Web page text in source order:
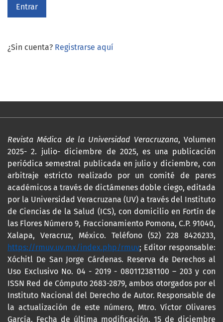
Entrar
¿Sin cuenta? Registrarse aquí
Revista Médica de la Universidad Veracruzana, Volumen
2025- 2. julio- diciembre de 2025, es una publicación
periódica semestral publicada en julio y diciembre, con
arbitraje estricto realizado por un comité de pares
académicos a través de dictámenes doble ciego, editada
por la Universidad Veracruzana (UV) a través del Instituto
de Ciencias de la Salud (ICS), con domicilio en Fortín de
las Flores Número 9, Fraccionamiento Pomona, C.P. 91040,
Xalapa, Veracruz, México. Teléfono (52) 228 8426233,
https://rmuv.uv.mx/index.php/rmuv; Editor responsable:
Xóchitl De San Jorge Cárdenas. Reserva de Derechos al
Uso Exclusivo No. 04 - 2019 - 080112381100 – 203 y con
ISSN Red de Cómputo 2683-2879, ambos otorgados por el
Instituto Nacional del Derecho de Autor. Responsable de
la actualización de este número, Mtro. Víctor Olivares
García. Fecha de última modificación, 15 de diciembre